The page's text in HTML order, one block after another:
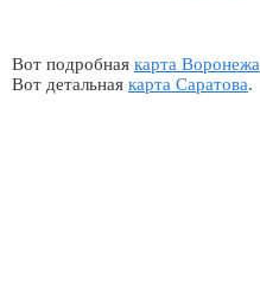
Вот подробная карта Воронежа
Вот детальная карта Саратова.